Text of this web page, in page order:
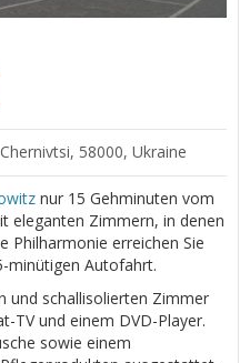
58000, Ukraine
nur 15 Gehminuten vom
eleganten Zimmern, in denen
Philharmonie erreichen Sie
minütigen Autofahrt.
und schallisolierten Zimmer
TV und einem DVD-Player.
sowie einem